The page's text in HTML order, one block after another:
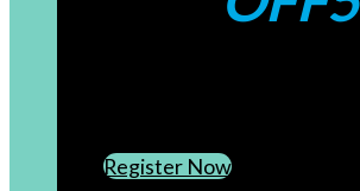
Register Now